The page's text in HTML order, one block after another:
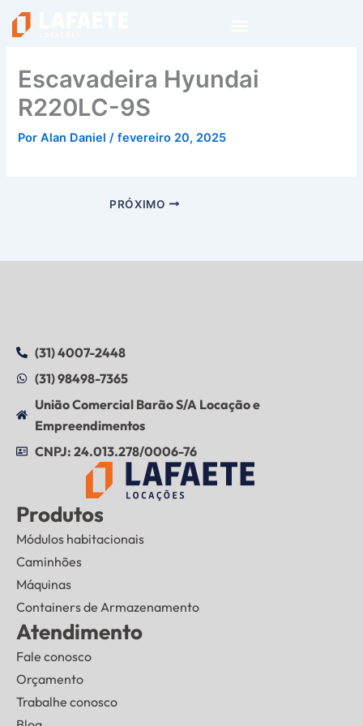
conteúdo
Escavadeira Hyundai
R220LC-9S
PorAlan Daniel/fevereiro 20, 2025
PRÓXIMO
(31) 4007-2448
(31) 98498-7365
União Comercial Barão S/A Locação e
Empreendimentos
CNPJ: 24.013.278/0006-76
Produtos
Módulos habitacionais
Caminhões
Máquinas
Containers de Armazenamento
Atendimento
Fale conosco
Orçamento
Trabalhe conosco